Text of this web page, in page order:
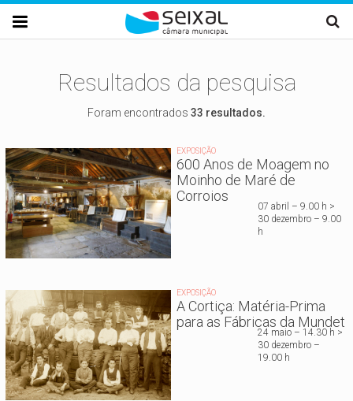
Passar para o conteúdo principal

Resultados da pesquisa
Foram encontrados 33 resultados.
EXPOSIÇÃO
600 Anos de Moagem no
Moinho de Maré de
Corroios
07 abril – 9.00 h >
30 dezembro – 9.00
h
EXPOSIÇÃO
A Cortiça: Matéria-Prima
para as Fábricas da Mundet
24 maio – 14.30 h >
30 dezembro –
19.00 h